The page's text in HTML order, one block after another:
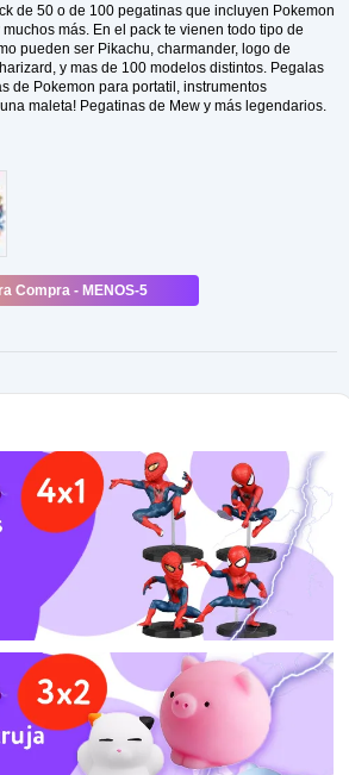
de 50 o de 100 pegatinas que incluyen Pokemon
más. En el pack te vienen todo tipo de
pueden ser Pikachu, charmander, logo de
y mas de 100 modelos distintos. Pegalas
de Pokemon para portatil, instrumentos
maleta! Pegatinas de Mew y más legendarios.
Compra - MENOS-5